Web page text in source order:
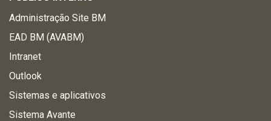
Administração Site BM
EAD BM (AVABM)
Intranet
Outlook
Sistemas e aplicativos
Sistema Avante